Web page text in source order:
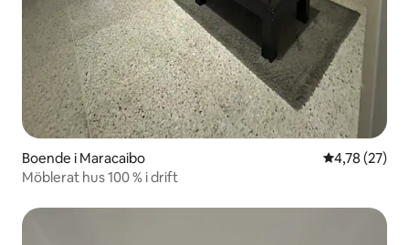
Boende i Maracaibo 4,78 av 5 i
4,78 (27)
Möblerat hus 100 % i drift